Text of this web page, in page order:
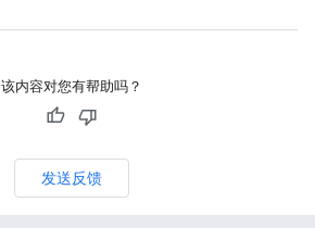
该内容对您有帮助吗？
发送反馈